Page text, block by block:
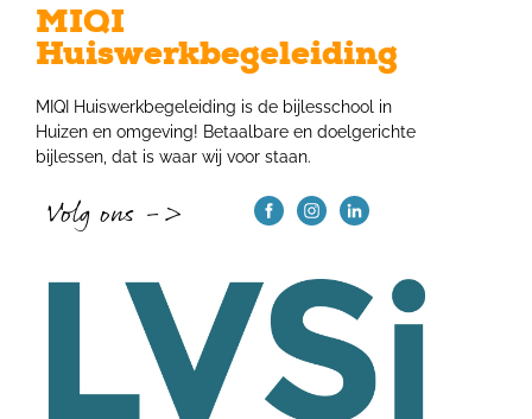
MIQI
Huiswerkbegeleiding
MIQI Huiswerkbegeleiding is de bijlesschool in
Huizen en omgeving! Betaalbare en doelgerichte
bijlessen, dat is waar wij voor staan.
Volg ons ->